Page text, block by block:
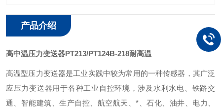
产品介绍
高中温压力变送器PT213/PT124B-218耐高温
高温型压力变送器是工业实践中较为常用的一种传感器，其广泛
应压力变送器用于各种工业自控环境，涉及水利水电、铁路交
通、智能建筑、生产自控、航空航天、*、石化、油井、电力、